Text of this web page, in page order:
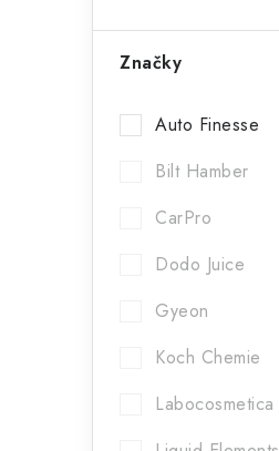
n
Značky
Auto Finesse
Bilt Hamber
CarPro
Dodo Juice
Gyeon
Koch Chemie
Labocosmetica